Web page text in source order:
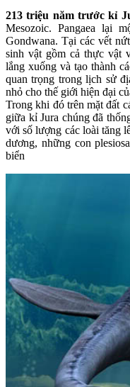
213 triệu năm trước kỉ
Mesozoic. Pangaea lại
Gondwana. Tại các vết
sinh vật gồm cả thực vật
lắng xuống và tạo thành
quan trọng trong lịch sử
nhỏ cho thế giới hiện đại
Trong khi đó trên mặt đất
giữa kỉ Jura chúng đã
với số lượng các loài tăng
dương, những con
biển